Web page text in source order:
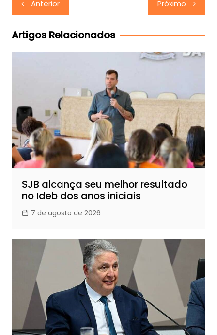
de
Post
Anterior Próximo
Artigos Relacionados
SJB alcança seu melhor resultado
no Ideb dos anos iniciais
7 de agosto de 2026